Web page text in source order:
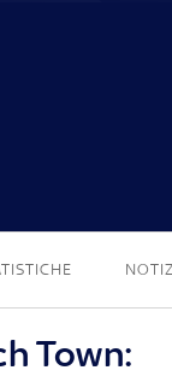
Town: